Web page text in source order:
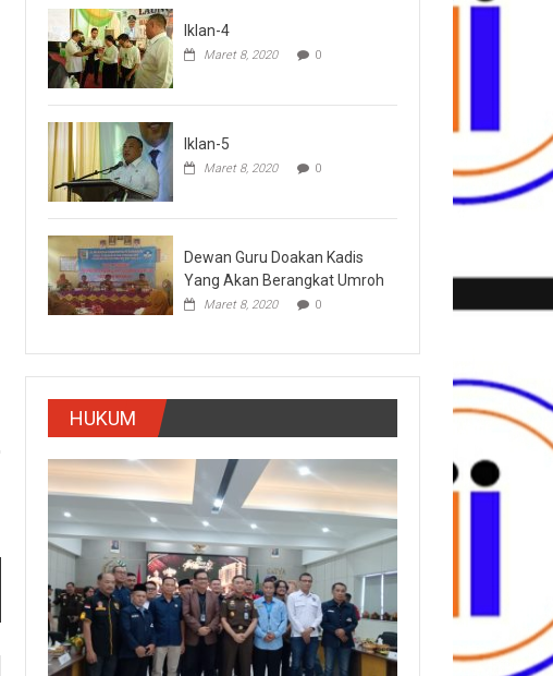
Iklan-4
Maret 8, 2020 0
Iklan-5
Maret 8, 2020 0
Dewan Guru Doakan Kadis
Yang Akan Berangkat Umroh
Maret 8, 2020 0
HUKUM